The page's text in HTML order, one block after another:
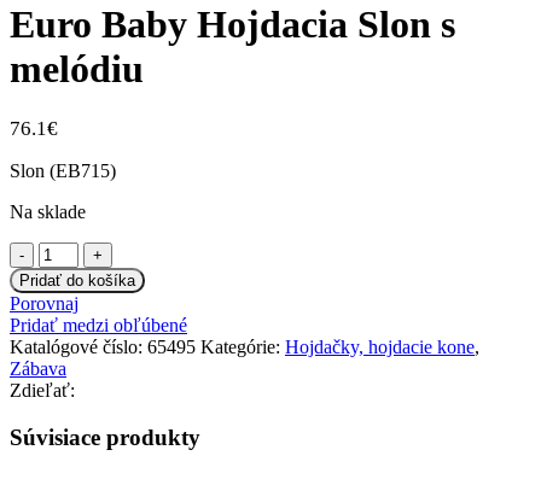
Euro Baby Hojdacia Slon s
melódiu
76.1€
Slon (EB715)
Na sklade
množstvo
Euro
Baby
Hojdacia
Slon
s
melódiu
Pridať do košíka
Porovnaj
Pridať medzi obľúbené
Katalógové číslo: 65495 Kategórie: Hojdačky, hojdacie kone,
Zábava
Zdieľať:
Súvisiace produkty